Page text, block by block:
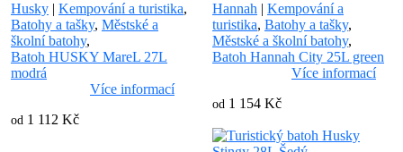
Husky | Kempování a turistika,
Batohy a tašky, Městské a
školní batohy,
Batoh HUSKY MareL 27L
modrá
Více informací
od 1 112 Kč
Hannah | Kempování a
turistika, Batohy a tašky,
Městské a školní batohy,
Batoh Hannah City 25L green
Více informací
od 1 154 Kč